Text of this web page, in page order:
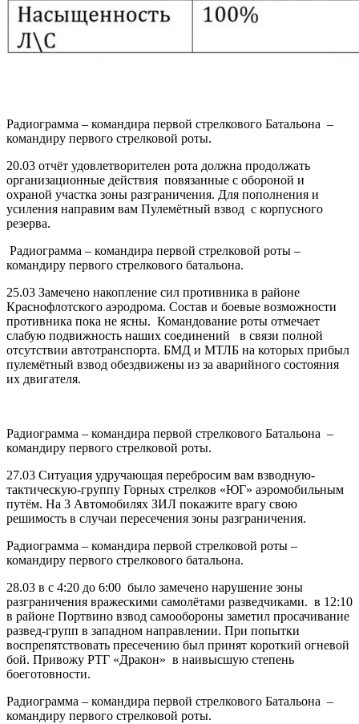
Радиограмма – командира первой стрелкового Батальона –
командиру первого стрелковой роты.
20.03 отчёт удовлетворителен рота должна продолжать
организационные действия повязанные с обороной и
охраной участка зоны разграничения. Для пополнения и
усиления направим вам Пулемётный взвод с корпусного
резерва.
Радиограмма – командира первой стрелковой роты –
командиру первого стрелкового батальона.
25.03 Замечено накопление сил противника в районе
Краснофлотского аэродрома. Состав и боевые возможности
противника пока не ясны. Командование роты отмечает
слабую подвижность наших соединений в связи полной
отсутствии автотранспорта. БМД и МТЛБ на которых прибыл
пулемётный взвод обездвижены из за аварийного состояния
их двигателя.
Радиограмма – командира первой стрелкового Батальона –
командиру первого стрелковой роты.
27.03 Ситуация удручающая перебросим вам взводную-
тактическую-группу Горных стрелков «ЮГ» аэромобильным
путём. На 3 Автомобилях ЗИЛ покажите врагу свою
решимость в случаи пересечения зоны разграничения.
Радиограмма – командира первой стрелковой роты –
командиру первого стрелкового батальона.
28.03 в с 4:20 до 6:00 было замечено нарушение зоны
разграничения вражескими самолётами разведчиками. в 12:10
в районе Портвино взвод самообороны заметил просачивание
развед-групп в западном направлении. При попытки
воспрепятствовать пресечению был принят короткий огневой
бой. Привожу РТГ «Дракон» в наивысшую степень
боеготовности.
Радиограмма – командира первой стрелкового Батальона –
командиру первого стрелковой роты.